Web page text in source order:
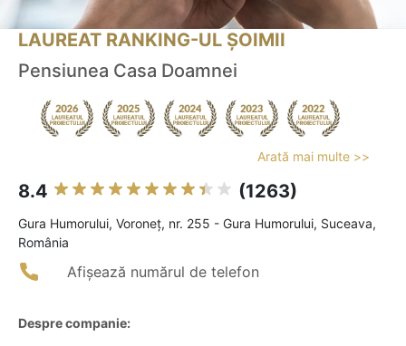
LAUREAT RANKING-UL ȘOIMII
Pensiunea Casa Doamnei
Arată mai multe >>
8.4 (1263)
Gura Humorului, Voroneţ, nr. 255 - Gura Humorului, Suceava,
România
Afișează numărul de telefon
Despre companie: